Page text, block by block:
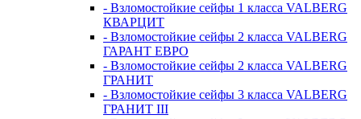
- Взломостойкие сейфы 1 класса VALBERG
КВАРЦИТ
- Взломостойкие сейфы 2 класса VALBERG
ГАРАНТ ЕВРО
- Взломостойкие сейфы 2 класса VALBERG
ГРАНИТ
- Взломостойкие сейфы 3 класса VALBERG
ГРАНИТ III